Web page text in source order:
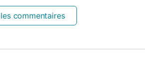
commentaires